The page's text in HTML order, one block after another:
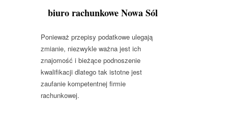
biuro rachunkowe Nowa Sól
Ponieważ przepisy podatkowe ulegają
zmianie, niezwykle ważna jest ich
znajomość i bieżące podnoszenie
kwalifikacji dlatego tak istotne jest
zaufanie kompetentnej firmie
rachunkowej.